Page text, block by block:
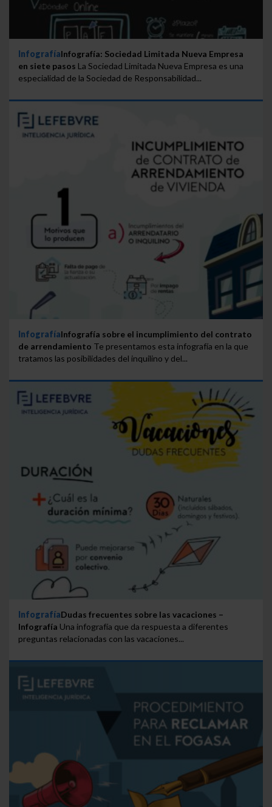
InfografíaInfografía: Sociedad Limitada Nueva Empresa
en siete pasos La Sociedad Limitada Nueva Empresa es una
especialidad de la Sociedad de Responsabilidad...
InfografíaInfografía sobre el incumplimiento del contrato
de arrendamiento Te presentamos esta infografía en la que
tratamos las posibilidades del inquilino y del...
InfografíaDudas frecuentes sobre las vacaciones –
Infografía Una infografía que da respuesta a diferentes
preguntas relacionadas con las vacaciones...